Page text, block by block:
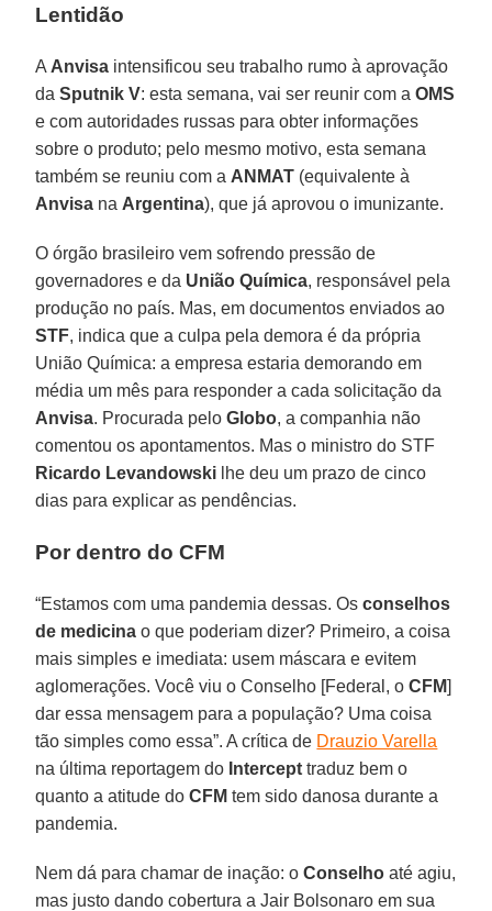
Lentidão
A Anvisa intensificou seu trabalho rumo à aprovação
daSputnik V: esta semana, vai ser reunir com aOMS
e com autoridades russas para obter informações
sobre o produto; pelo mesmo motivo, esta semana
também se reuniu com a ANMAT (equivalente à
Anvisa na Argentina), que já aprovou o imunizante.
O órgão brasileiro vem sofrendo pressão de
governadores e da União Química, responsável pela
produção no país. Mas, em documentos enviados ao
STF, indica que a culpa pela demora é da própria
União Química: a empresa estaria demorando em
média um mês para responder a cada solicitação da
Anvisa. Procurada peloGlobo, a companhia não
comentou os apontamentos. Mas o ministro do STF
Ricardo Levandowski lhe deu um prazo de cinco
dias para explicar as pendências.
Por dentro do CFM
“Estamos com uma pandemia dessas. Osconselhos
de medicina o que poderiam dizer? Primeiro, a coisa
mais simples e imediata: usem máscara e evitem
aglomerações. Você viu o Conselho [Federal, oCFM]
dar essa mensagem para a população? Uma coisa
tão simples como essa”. A crítica de Drauzio Varella
na última reportagem do Intercept traduz bem o
quanto a atitude doCFM tem sido danosa durante a
pandemia.
Nem dá para chamar de inação: oConselho até agiu,
mas justo dando cobertura a Jair Bolsonaro em sua